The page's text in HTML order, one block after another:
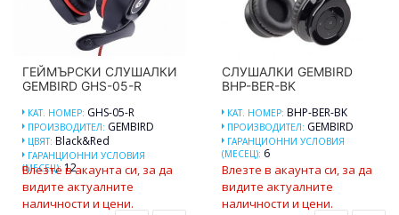
ГЕЙМЪРСКИ СЛУШАЛКИ
GEMBIRD GHS-05-R
КАТ. НОМЕР: GHS-05-R
ПРОИЗВОДИТЕЛ: GEMBIRD
ЦВЯТ: Black&Red
ГАРАНЦИОННИ УСЛОВИЯ
(МЕСЕЦ): 12
Влезте в акаунта си, за да
видите актуалните
наличности и цени.
СЛУШАЛКИ GEMBIRD
BHP-BER-BK
КАТ. НОМЕР: BHP-BER-BK
ПРОИЗВОДИТЕЛ: GEMBIRD
ГАРАНЦИОННИ УСЛОВИЯ
(МЕСЕЦ): 6
Влезте в акаунта си, за да
видите актуалните
наличности и цени.